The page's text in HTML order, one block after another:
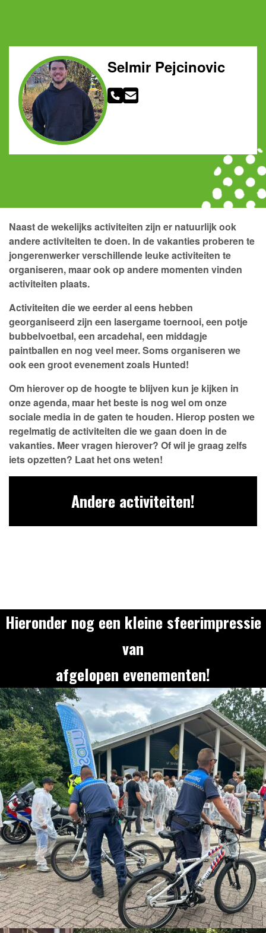
Selmir Pejcinovic
Naast de wekelijks activiteiten zijn er natuurlijk ook
andere activiteiten te doen. In de vakanties proberen te
jongerenwerker verschillende leuke activiteiten te
organiseren, maar ook op andere momenten vinden
activiteiten plaats.
Activiteiten die we eerder al eens hebben
georganiseerd zijn een lasergame toernooi, een potje
bubbelvoetbal, een arcadehal, een middagje
paintballen en nog veel meer. Soms organiseren we
ook een groot evenement zoals Hunted!
Om hierover op de hoogte te blijven kun je kijken in
onze agenda, maar het beste is nog wel om onze
sociale media in de gaten te houden. Hierop posten we
regelmatig de activiteiten die we gaan doen in de
vakanties. Meer vragen hierover? Of wil je graag zelfs
iets opzetten? Laat het ons weten!
Andere activiteiten!
Hieronder nog een kleine sfeerimpressie
van
afgelopen evenementen!